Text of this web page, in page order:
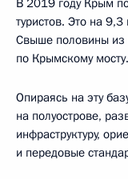
туристов. Это на
Свыше половины из
по Крымскому мосту.
Опираясь на эту
на полуострове,
инфраструктуру,
и передовые